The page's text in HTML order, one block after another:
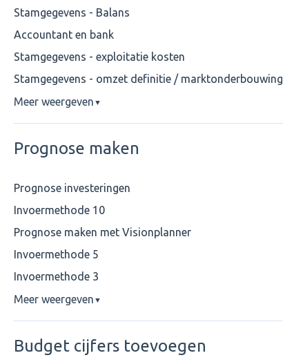
Stamgegevens - Balans
Accountant en bank
Stamgegevens - exploitatie kosten
Stamgegevens - omzet definitie / marktonderbouwing
Meer weergeven ▼
Prognose maken
Prognose investeringen
Invoermethode 10
Prognose maken met Visionplanner
Invoermethode 5
Invoermethode 3
Meer weergeven ▼
Budget cijfers toevoegen